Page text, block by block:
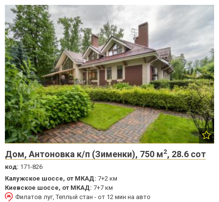
Дом, Антоновка к/п (Зименки), 750 м2, 28.6 сот
код: 171-826
Калужское шоссе, от МКАД: 7+2 км
Киевское шоссе, от МКАД: 7+7 км
Филатов луг, Теплый стан - от 12 мин на авто